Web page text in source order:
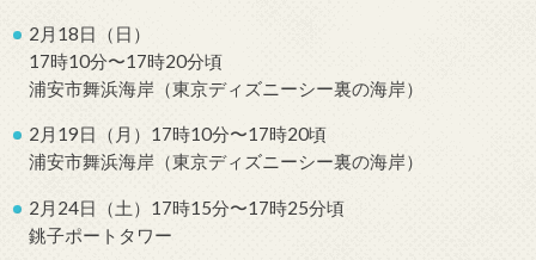
2月18日（日）
17時10分〜17時20分頃
浦安市舞浜海岸（東京ディズニーシー裏の海岸）
2月19日（月）17時10分〜17時20頃
浦安市舞浜海岸（東京ディズニーシー裏の海岸）
2月24日（土）17時15分〜17時25分頃
銚子ポートタワー